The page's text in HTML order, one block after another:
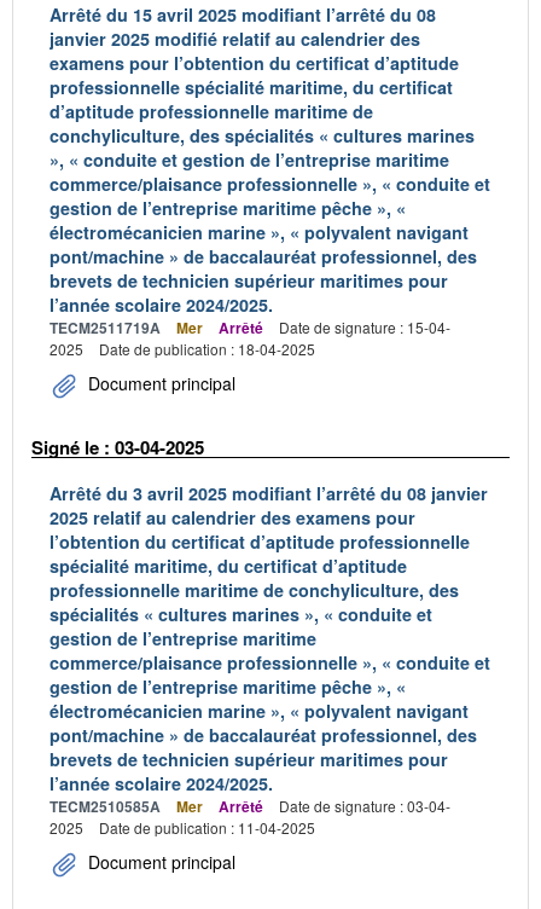
Arrêté du 15 avril 2025 modifiant l’arrêté du 08
janvier 2025 modifié relatif au calendrier des
examens pour l’obtention du certificat d’aptitude
professionnelle spécialité maritime, du certificat
d’aptitude professionnelle maritime de
conchyliculture, des spécialités « cultures marines
», « conduite et gestion de l’entreprise maritime
commerce/plaisance professionnelle », « conduite et
gestion de l’entreprise maritime pêche », «
électromécanicien marine », « polyvalent navigant
pont/machine » de baccalauréat professionnel, des
brevets de technicien supérieur maritimes pour
l’année scolaire 2024/2025.
TECM2511719A Mer Arrêté
Date de signature : 15-04-
2025
Date de publication : 18-04-2025
Document principal
Signé le : 03-04-2025
Arrêté du 3 avril 2025 modifiant l’arrêté du 08 janvier
2025 relatif au calendrier des examens pour
l’obtention du certificat d’aptitude professionnelle
spécialité maritime, du certificat d’aptitude
professionnelle maritime de conchyliculture, des
spécialités « cultures marines », « conduite et
gestion de l’entreprise maritime
commerce/plaisance professionnelle », « conduite et
gestion de l’entreprise maritime pêche », «
électromécanicien marine », « polyvalent navigant
pont/machine » de baccalauréat professionnel, des
brevets de technicien supérieur maritimes pour
l’année scolaire 2024/2025.
TECM2510585A Mer Arrêté
Date de signature : 03-04-
2025
Date de publication : 11-04-2025
Document principal